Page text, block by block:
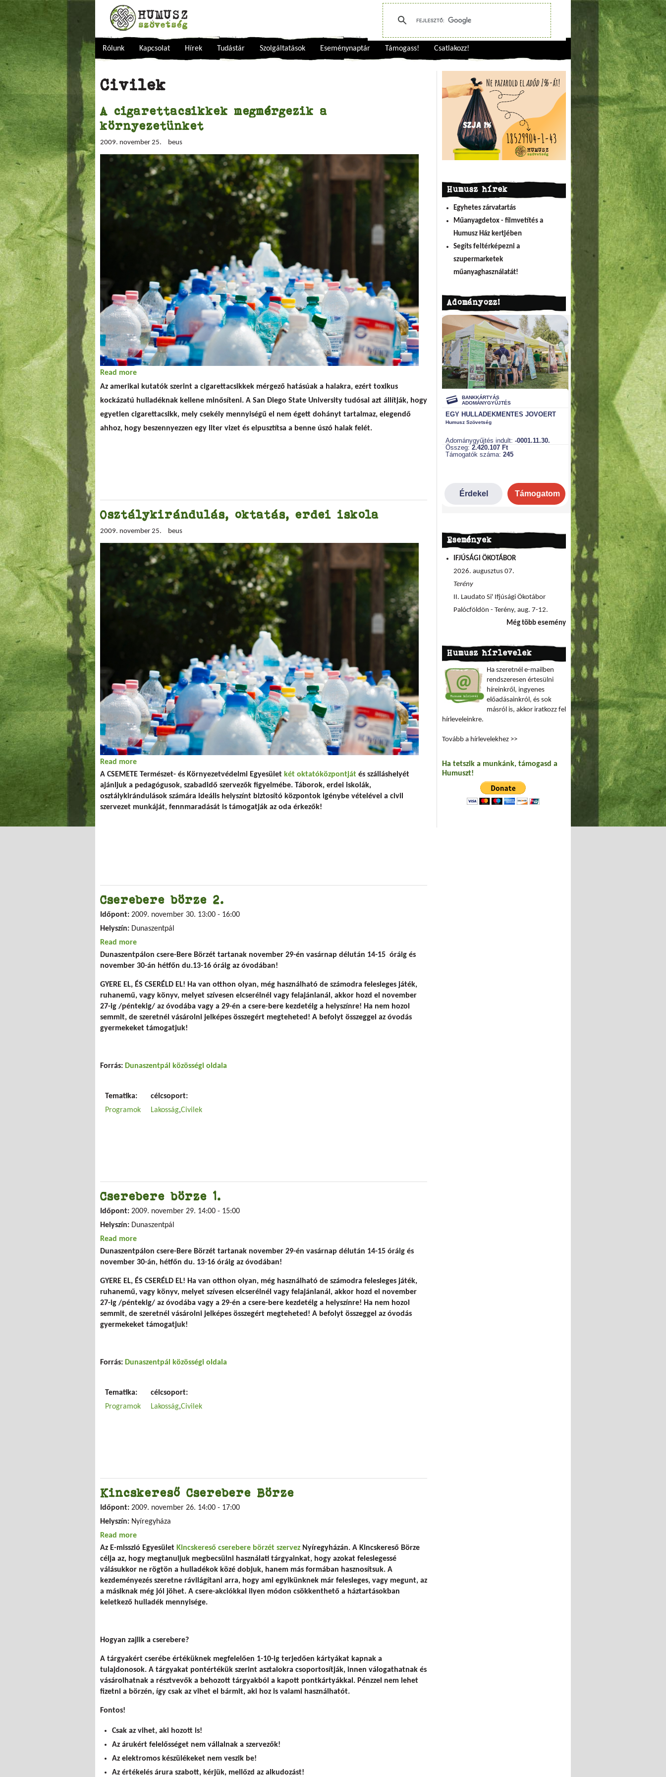
Rólunk Kapcsolat Hírek Tudástár Szolgáltatások Eseménynaptár Támogass! Csatlakozz!
Civilek
A cigarettacsikkek megmérgezik a
környezetünket
2009. november 25. beus
Read more
Az amerikai kutatók szerint a cigarettacsikkek mérgező hatásúak a halakra, ezért toxikus
kockázatú hulladéknak kellene minősíteni. A San Diego State University tudósai azt állítják, hogy
egyetlen cigarettacsikk, mely csekély mennyiségű el nem égett dohányt tartalmaz, elegendő
ahhoz, hogy beszennyezzen egy liter vizet és elpusztítsa a benne úszó halak felét.
Osztálykirándulás, oktatás, erdei iskola
2009. november 25. beus
Read more
A CSEMETE Természet- és Környezetvédelmi Egyesület két oktatóközpontját és szálláshelyét
ajánljuk a pedagógusok, szabadidő szervezők figyelmébe. Táborok, erdei iskolák,
osztálykirándulások számára ideális helyszínt biztosító központok igénybe vételével a civil
szervezet munkáját, fennmaradását is támogatják az oda érkezők!
Cserebere börze 2.
Időpont: 2009. november 30. 13:00 - 16:00
Helyszín: Dunaszentpál
Read more
Dunaszentpálon csere-Bere Börzét tartanak november 29-én vasárnap délután 14-15 óráig és
november 30-án hétfőn du.13-16 óráig az óvodában!
GYERE EL, ÉS CSERÉLD EL! Ha van otthon olyan, még használható de számodra felesleges játék,
ruhanemű, vagy könyv, melyet szívesen elcserélnél vagy felajánlanál, akkor hozd el november
27-ig /péntekig/ az óvodába vagy a 29-én a csere-bere kezdetéig a helyszínre! Ha nem hozol
semmit, de szeretnél vásárolni jelképes összegért megteheted! A befolyt összeggel az óvodás
gyermekeket támogatjuk!
Forrás: Dunaszentpál közösségi oldala
Tematika:
Programok
célcsoport:
Lakosság Civilek
Cserebere börze 1.
Időpont: 2009. november 29. 14:00 - 15:00
Helyszín: Dunaszentpál
Read more
Dunaszentpálon csere-Bere Börzét tartanak november 29-én vasárnap délután 14-15 óráig és
november 30-án, hétfőn du. 13-16 óráig az óvodában!
GYERE EL, ÉS CSERÉLD EL! Ha van otthon olyan, még használható de számodra felesleges játék,
ruhanemű, vagy könyv, melyet szívesen elcserélnél vagy felajánlanál, akkor hozd el november
27-ig /péntekig/ az óvodába vagy a 29-én a csere-bere kezdetéig a helyszínre! Ha nem hozol
semmit, de szeretnél vásárolni jelképes összegért megteheted! A befolyt összeggel az óvodás
gyermekeket támogatjuk!
Forrás: Dunaszentpál közösségi oldala
Tematika:
Programok
célcsoport:
Lakosság Civilek
Kincskereső Cserebere Börze
Időpont: 2009. november 26. 14:00 - 17:00
Helyszín: Nyíregyháza
Read more
Az E-misszió Egyesület Kincskereső cserebere börzét szervez Nyíregyházán. A Kincskereső Börze
célja az, hogy megtanuljuk megbecsülni használati tárgyainkat, hogy azokat feleslegessé
válásukkor ne rögtön a hulladékok közé dobjuk, hanem más formában hasznosítsuk. A
kezdeményezés szeretne rávilágítani arra, hogy ami egyikünknek már felesleges, vagy megunt, az
a másiknak még jól jöhet. A csere-akciókkal ilyen módon csökkenthető a háztartásokban
keletkező hulladék mennyisége.
Hogyan zajlik a cserebere?
A tárgyakért cserébe értéküknek megfelelően 1-10-ig terjedően kártyákat kapnak a
tulajdonosok. A tárgyakat pontértékük szerint asztalokra csoportosítják, innen válogathatnak és
vásárolhatnak a résztvevők a behozott tárgyakból a kapott pontkártyákkal. Pénzzel nem lehet
fizetni a börzén, így csak az vihet el bármit, aki hoz is valami használhatót.
Fontos!
Csak az vihet, aki hozott is!
Az árukért felelősséget nem vállalnak a szervezők!
Az elektromos készülékeket nem veszik be!
Az értékelés árura szabott, kérjük, mellőzd az alkudozást!
Humusz hírek
Egyhetes zárvatartás
Műanyagdetox - filmvetítés a
Humusz Ház kertjében
Segíts feltérképezni a
szupermarketek
műanyaghasználatát!
Adományozz!
Események
IFJÚSÁGI ÖKOTÁBOR
2026. augusztus 07.
Terény
II. Laudato Si' Ifjúsági Ökotábor
Palócföldön - Terény, aug. 7-12.
Még több esemény
Humusz hírlevelek
Ha szeretnél e-mailben
rendszeresen értesülni
híreinkről, ingyenes
előadásainkról, és sok
másról is, akkor iratkozz fel
hírleveleinkre.
Tovább a hírlevelekhez >>
Ha tetszik a munkánk, támogasd a
Humuszt!